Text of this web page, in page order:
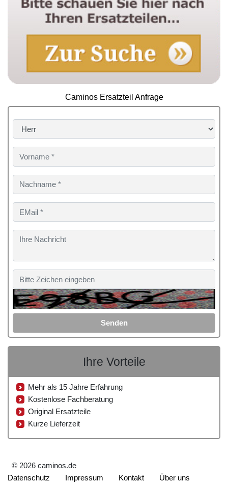
Caminos Ersatzteil Anfrage
Senden
Ihre Vorteile
Mehr als 15 Jahre Erfahrung
Kostenlose Fachberatung
Original Ersatzteile
Kurze Lieferzeit
© 2026 caminos.de
Datenschutz
Impressum Kontakt Über uns